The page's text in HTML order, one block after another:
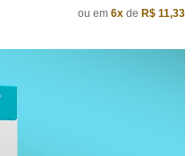
ou em 6x de R$ 11,33